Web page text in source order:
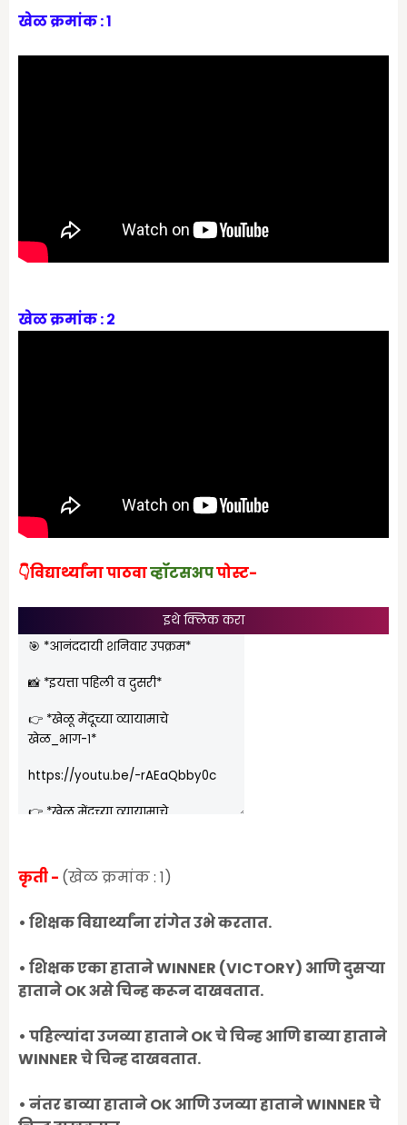
खेळ क्रमांक : १
खेळ क्रमांक : २
👇विद्यार्थ्यांना पाठवाव्हॉटस‌अपपोस्ट-
इथे क्लिक करा
कृती - (खेळ क्रमांक : १)
• शिक्षक विद्यार्थ्यांना रांगेत उभे करतात.
• शिक्षक एका हाताने WINNER (VICTORY) आणि दुसऱ्या
हाताने OK असे चिन्ह करून दाखवतात.
• पहिल्यांदा उजव्या हाताने OK चे चिन्ह आणि डाव्या हाताने
WINNER चे चिन्ह दाखवतात.
• नंतर डाव्या हाताने OK आणि उजव्या हाताने WINNER चे